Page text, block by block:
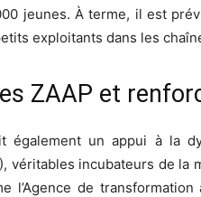
jeunes. À terme, il est
exploitants dans les
ZAAP et
également un appui à la
), véritables incubateurs de la
l’Agence de